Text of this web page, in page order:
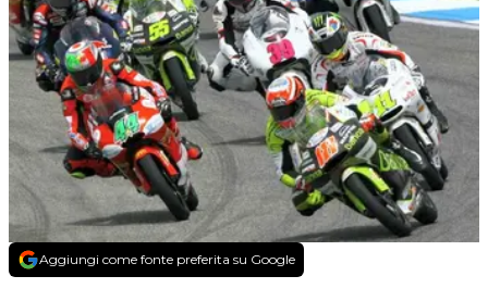
Aggiungi come fonte preferita su Google